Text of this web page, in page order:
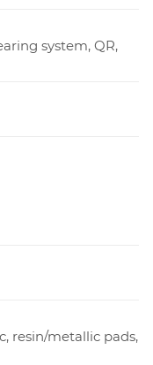
system, QR,
resin/metallic pads,